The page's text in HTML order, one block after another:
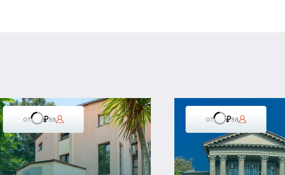
от за от за